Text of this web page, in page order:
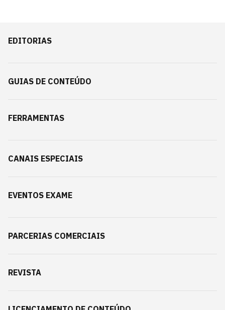
EDITORIAS
GUIAS DE CONTEÚDO
FERRAMENTAS
CANAIS ESPECIAIS
EVENTOS EXAME
PARCERIAS COMERCIAIS
REVISTA